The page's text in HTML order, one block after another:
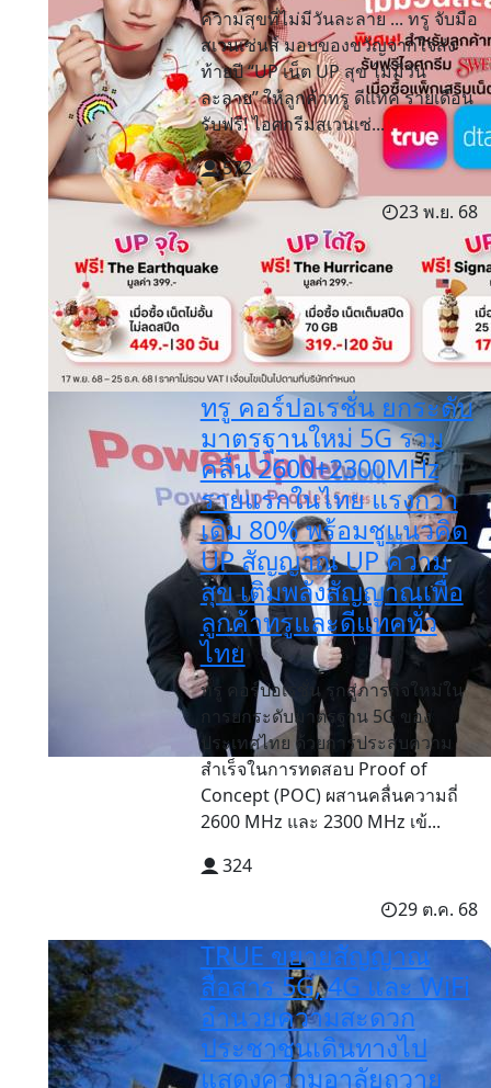
ความสุขที่ไม่มีวันละลาย ... ทรู จับมือ
สเวนเซ่นส์ มอบของขวัญจากใจส่ง
ท้ายปี “UP เน็ต UP สุข ไม่มีวัน
ละลาย” ให้ลูกค้าทรู ดีแทค รายเดือน
รับฟรี! ไอศกรีมสเวนเซ่...
572
23 พ.ย. 68
ทรู คอร์ปอเรชั่น ยกระดับ
มาตรฐานใหม่ 5G รวม
คลื่น 2600+2300MHz
รายแรกในไทย แรงกว่า
เดิม 80% พร้อมชูแนวคิด
UP สัญญาณ UP ความ
สุข เติมพลังสัญญาณเพื่อ
ลูกค้าทรูและดีแทคทั่ว
ไทย
ทรู คอร์ปอเรชั่น รุกสู่ภารกิจใหม่ใน
การยกระดับมาตรฐาน 5G ของ
ประเทศไทย ด้วยการประสบความ
สำเร็จในการทดสอบ Proof of
Concept (POC) ผสานคลื่นความถี่
2600 MHz และ 2300 MHz เข้...
324
29 ต.ค. 68
TRUE ขยายสัญญาณ
สื่อสาร 5G, 4G และ WiFi
อำนวยความสะดวก
ประชาชนเดินทางไป
แสดงความอาลัยถวาย